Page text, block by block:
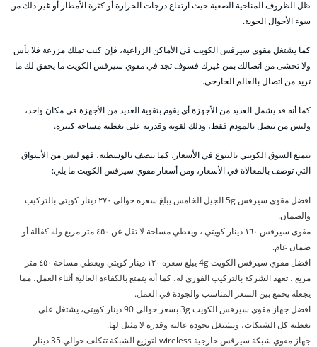
ظل الظروف المناخية الصعبة حيث ارتفاع درجات الحرارة أو كثرة الأمطار أو غير ذلك من
سوء الأحوال الجوية.
كما يشتغل مقوي سيرفس الكويت في الأماكن الزراعية، فإن كنت تملك مزرعة فلا بأس
ولا تخشى من اتصالك بمن غيرك فسوف تجد في مقوي سيرفس الكويت ما يحقق لك ما
تريد من اتصال بالعالم الخارجي.
كما أنه قد يشمل العديد من الأجهزة أي يقوم بتقوية العديد من الأجهزة في مكان واحد،
وليس من يتصل بالمودم فقط، وذلك لقوته وقدرته على تغطية مساحة كبيرة.
يتمتع السوق الكويتي بالتنوع في الأسعار، كما يتصف بالوسطية، فهو ليس من الأسواق
التي توصف بالمغالاة في الأسعار، ومن أسعار مقوي سيرفس الكويت ما يلي:
افضل مقوي سيرفس 5g الجيل الخامس يبلغ سعره حوالي ٢٧٠ دينار كويتي بالتركيب
والضمان.
مقوى سيرفس ١٦٠ دينار كويتي ، ويعطي مساحة لا تقل عن ٤٥٠ متر مربع وله كفالة أو
ضمان عام.
افضل مقوي سيرفس الكويت 4g يبلغ سعره ١٢٠ دينار كويتي ويغطي مساحة ٤٥٠ متر
مربع ، تعهد الشركة بالتركيب الفوري له، كما أنه يتمتع بالكفاءة العالية أثناء العمل، مما
يجعله يجمع بين السعر المناسب والجودة في العمل.
افضل جهاز مقوي سيرفس الكويت 3g بسعر حوالي 90 دينار كويتي، يشتغل على
تغطية كل الشبكات، ويشتغل بجودة عالية وقدرة لا مثيل لها.
جهاز مقوي شبكة سيرفس خارجية wireless لتوزيع الشبكة تتكلف حوالي 35 دينار